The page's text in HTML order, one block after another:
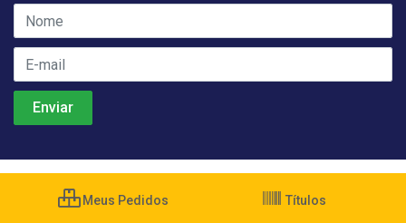
Meus Pedidos Títulos